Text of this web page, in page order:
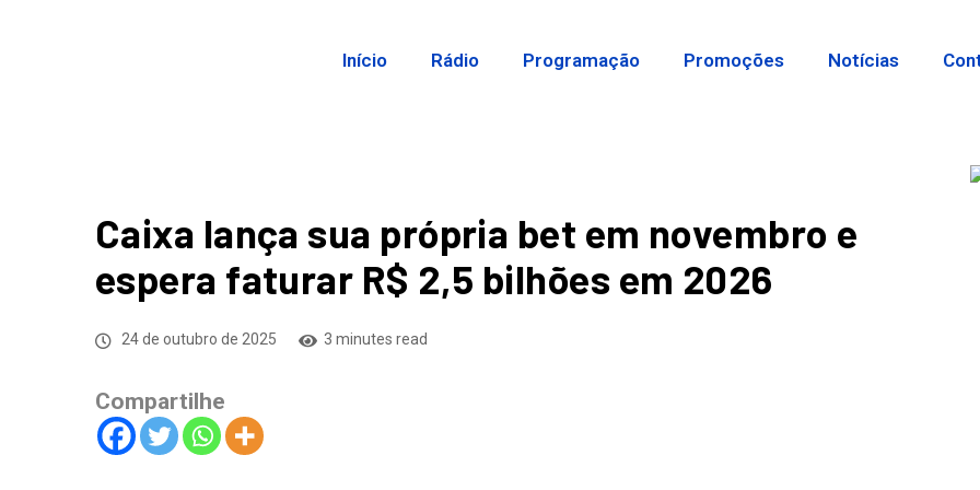
Início Rádio Programação Promoções Notícias
Caixa lança sua própria bet em novembro e
espera faturar R$ 2,5 bilhões em 2026
24 de outubro de 2025 3 minutes read
Compartilhe